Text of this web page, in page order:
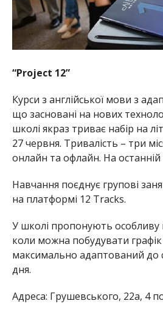
“Project 12”
Курси з англійської мови з
що засновані на нових
школі якраз триває набір на
27 червня. Тривалість – три
онлайн та офлайн. На останній
Навчання поєднує групові
на платформі 12 Tracks.
У школі пропонують особливу
коли можна побудувати
максимально адаптований до
дня.
Адреса: Грушевського, 22а, 4